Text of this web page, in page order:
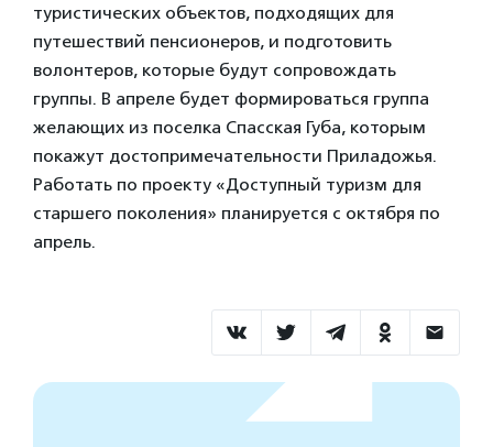
туристических объектов, подходящих для
путешествий пенсионеров, и подготовить
волонтеров, которые будут сопровождать
группы. В апреле будет формироваться группа
желающих из поселка Спасская Губа, которым
покажут достопримечательности Приладожья.
Работать по проекту «Доступный туризм для
старшего поколения» планируется с октября по
апрель.